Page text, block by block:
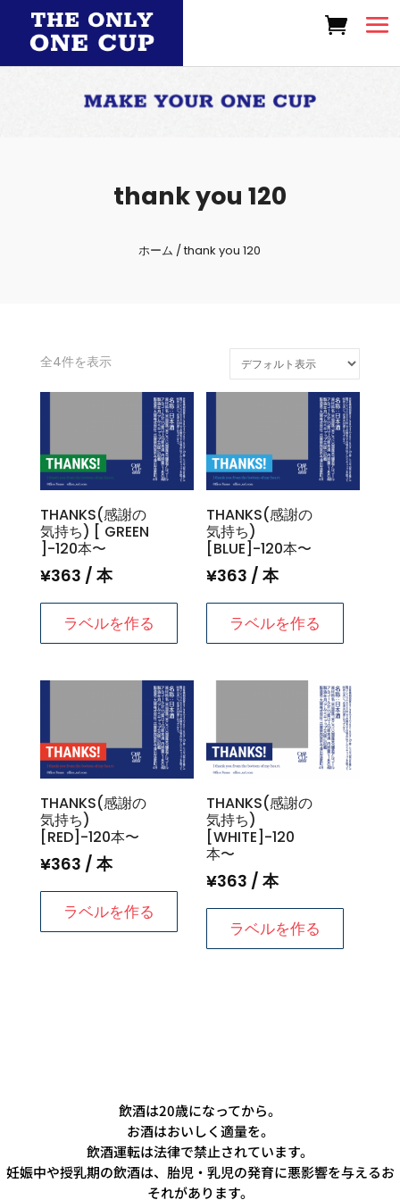
thank you 120
ホーム / thank you 120
全4件を表示
THANKS(感謝の
気持ち) [ GREEN
]-120本〜
¥363 / 本
ラベルを作る
THANKS(感謝の
気持ち)
[BLUE]-120本〜
¥363 / 本
ラベルを作る
THANKS(感謝の
気持ち)
[RED]-120本〜
¥363 / 本
ラベルを作る
THANKS(感謝の
気持ち)
[WHITE]-120
本〜
¥363 / 本
ラベルを作る
飲酒は20歳になってから。
お酒はおいしく適量を。
飲酒運転は法律で禁止されています。
妊娠中や授乳期の飲酒は、胎児・乳児の発育に悪影響を与えるお
それがあります。